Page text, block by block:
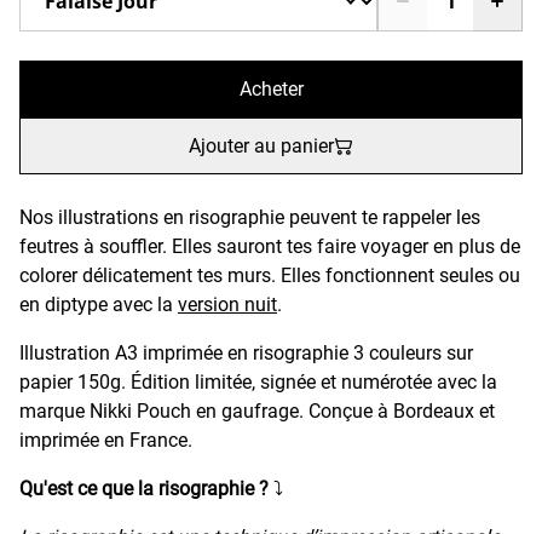
Acheter
Ajouter au panier
Nos illustrations en risographie peuvent te rappeler les
feutres à souffler. Elles sauront tes faire voyager en plus de
colorer délicatement tes murs. Elles fonctionnent seules ou
en diptype avec la version nuit.
Illustration A3 imprimée en risographie 3 couleurs sur
papier 150g. Édition limitée, signée et numérotée avec la
marque Nikki Pouch en gaufrage. Conçue à Bordeaux et
imprimée en France.
Qu'est ce que la risographie ? ⤵️